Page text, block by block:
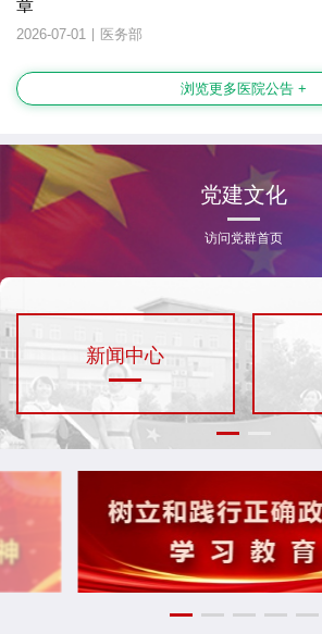
章
2026-07-01 | 医务部
浏览更多医院公告 +
党建文化
访问党群首页
新闻中心